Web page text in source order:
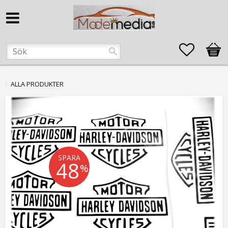
Favoriter
ALLA PRODUKTER
SPARA
48%